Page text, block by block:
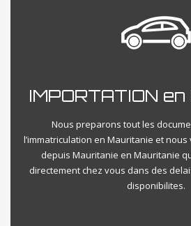
IMPORTATION
Nous preparons tout les
l’immatriculation en Mauritanie et
depuis Mauritanie en Mauritanie
directement chez vous dans des
disponibilites.